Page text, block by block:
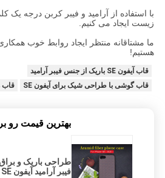
با استفاده از آرامید و فیبر کربن درجه یک
زیست ایجاد می کنیم.
هستیم!
قاب آیفون SE باریک از جنس فیبر آرامید
قاب گوشی با طراحی شیک برای آیفون SE
قاب
بهترين قيمت رو
طراحی باریک و
فیبر آرامید آیفون SE